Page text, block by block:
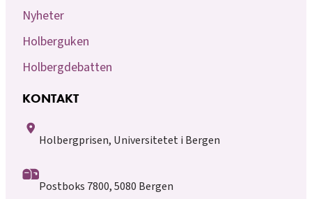
Nyheter
Holberguken
Holbergdebatten
KONTAKT
Holbergprisen, Universitetet i Bergen
Postboks 7800, 5080 Bergen